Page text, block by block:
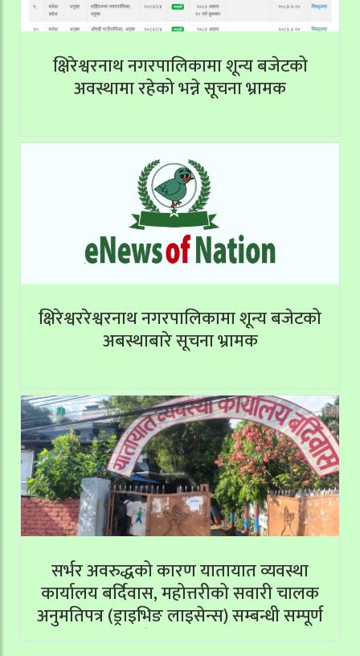
क्षिरेश्वरनाथ नगरपालिकामा शून्य बजेटको
अवस्थामा रहेको भन्ने सूचना भ्रामक
क्षिरेश्वररेश्वरनाथ नगरपालिकामा शून्य बजेटको
अबस्थाबारे सूचना भ्रामक
सर्भर अवरुद्धको कारण यातायात व्यवस्था
कार्यालय बर्दिवास, महोत्तरीको सवारी चालक
अनुमतिपत्र (ड्राइभिङ लाइसेन्स) सम्बन्धी सम्पूर्ण
सेवाहरू बन्द